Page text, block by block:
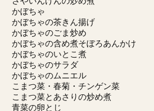
かぼちゃ
かぼちゃの茶きん揚げ
かぼちゃのごま炒め
かぼちゃの含め煮そぼろあんかけ
かぼちゃのいとこ煮
かぼちゃのサラダ
かぼちゃのムニエル
こまつ菜・春菊・チンゲン菜
こまつ菜とあさりの炒め煮
青菜の卵とじ